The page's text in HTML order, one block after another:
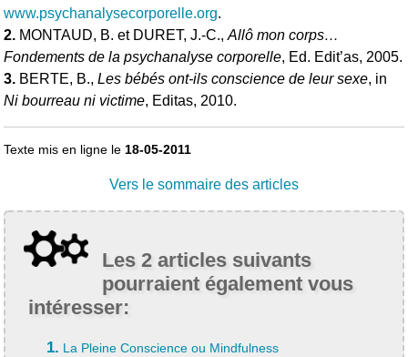
www.psychanalysecorporelle.org.
2. MONTAUD, B. et DURET, J.-C.,Allô mon corps…
Fondements de la psychanalyse corporelle, Ed. Edit’as, 2005.
3. BERTE, B.,Les bébés ont-ils conscience de leur sexe, in
Ni bourreau ni victime, Editas, 2010.
Texte mis en ligne le18-05-2011
Vers le sommaire des articles
Les 2 articles suivants
pourraient également vous
intéresser:
1. La Pleine Conscience ou Mindfulness